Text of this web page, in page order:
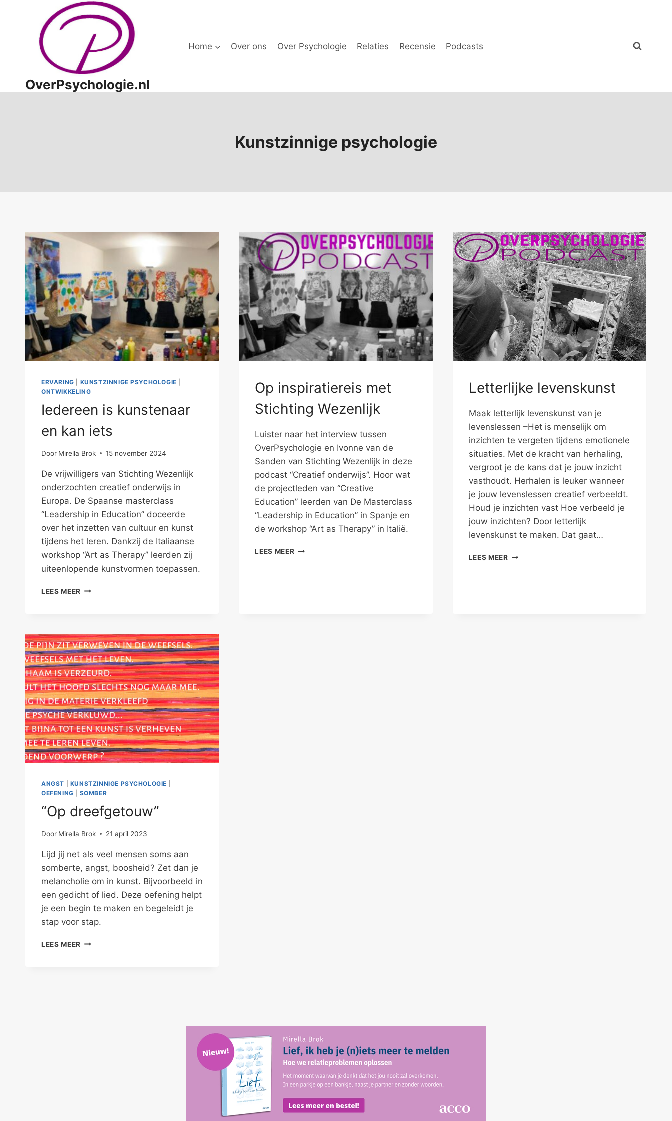
OverPsychologie.nl
Home Over ons Over Psychologie Relaties Recensie Podcasts
Kunstzinnige psychologie
ERVARING KUNSTZINNIGE PSYCHOLOGIE
ONTWIKKELING
Iedereen is kunstenaar
en kan iets
Door Mirella Brok 15 november 2024
De vrijwilligers van Stichting Wezenlijk
onderzochten creatief onderwijs in
Europa. De Spaanse masterclass
“Leadership in Education” doceerde
over het inzetten van cultuur en kunst
tijdens het leren. Dankzij de Italiaanse
workshop “Art as Therapy” leerden zij
uiteenlopende kunstvormen toepassen.
LEES MEER IEDEREEN
IETS
Op inspiratiereis met
Stichting Wezenlijk
Luister naar het interview tussen
OverPsychologie en Ivonne van de
Sanden van Stichting Wezenlijk in deze
podcast “Creatief onderwijs”. Hoor wat
de projectleden van “Creative
Education” leerden van De Masterclass
“Leadership in Education” in Spanje en
de workshop “Art as Therapy” in Italië.
LEES MEEROP
Letterlijke levenskunst
Maak letterlijk levenskunst van je
levenslessen –Het is menselijk om
inzichten te vergeten tijdens emotionele
situaties. Met de kracht van herhaling,
vergroot je de kans dat je jouw inzicht
vasthoudt. Herhalen is leuker wanneer
je jouw levenslessen creatief verbeeldt.
Houd je inzichten vast Hoe verbeeld je
jouw inzichten? Door letterlijk
levenskunst te maken. Dat gaat…
LEES MEERLETTERLIJKE
ANGST KUNSTZINNIGE PSYCHOLOGIE
OEFENING
SOMBER
“Op dreefgetouw”
Door Mirella Brok 21 april 2023
Lijd jij net als veel mensen soms aan
somberte, angst, boosheid? Zet dan je
melancholie om in kunst. Bijvoorbeeld in
een gedicht of lied. Deze oefening helpt
je een begin te maken en begeleidt je
stap voor stap.
LEES MEER “OP